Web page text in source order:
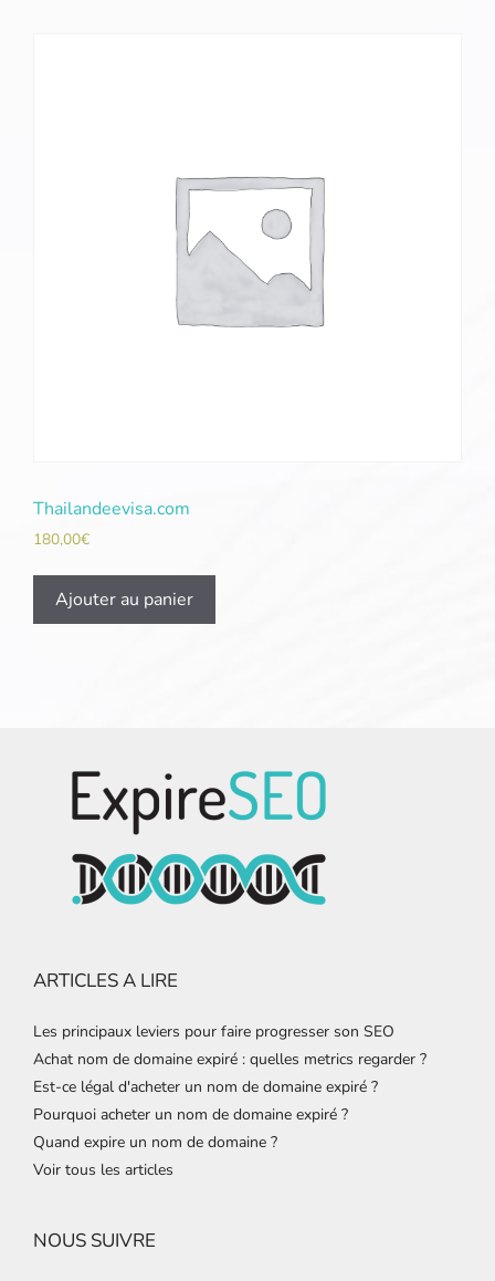
Thailandeevisa.com
180,00€
Ajouter au panier
ARTICLES A LIRE
Les principaux leviers pour faire progresser son SEO
Achat nom de domaine expiré : quelles metrics regarder ?
Est-ce légal d'acheter un nom de domaine expiré ?
Pourquoi acheter un nom de domaine expiré ?
Quand expire un nom de domaine ?
Voir tous les articles
NOUS SUIVRE